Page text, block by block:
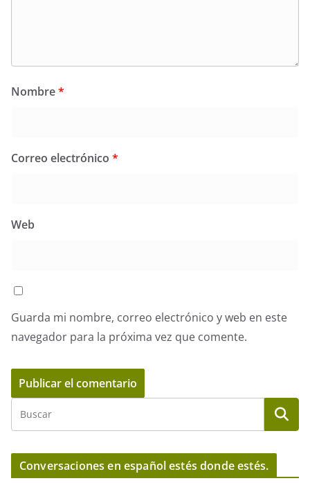
Nombre*
Correo electrónico *
Web
Guarda mi nombre, correo electrónico y web en este
navegador para la próxima vez que comente.
Conversaciones en español estés donde estés.